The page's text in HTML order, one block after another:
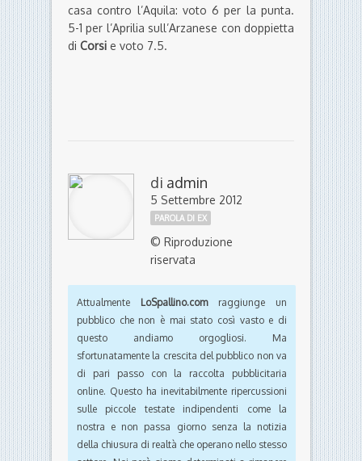
casa contro l’Aquila: voto 6 per la punta.
5-1 per l’Aprilia sull’Arzanese con doppietta
di Corsi e voto 7.5.
di admin
5 Settembre 2012
PAROLA DI EX
© Riproduzione
riservata
Attualmente LoSpallino.comraggiunge un
pubblico che non è mai stato così vasto e di
questo andiamo orgogliosi. Ma
sfortunatamente la crescita del pubblico non va
di pari passo con la raccolta pubblicitaria
online. Questo ha inevitabilmente ripercussioni
sulle piccole testate indipendenti come la
nostra e non passa giorno senza la notizia
della chiusura di realtà che operano nello stesso